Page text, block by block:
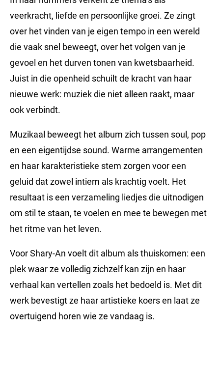
veerkracht, liefde en persoonlijke groei. Ze zingt
over het vinden van je eigen tempo in een wereld
die vaak snel beweegt, over het volgen van je
gevoel en het durven tonen van kwetsbaarheid.
Juist in die openheid schuilt de kracht van haar
nieuwe werk: muziek die niet alleen raakt, maar
ook verbindt.
Muzikaal beweegt het album zich tussen soul, pop
en een eigentijdse sound. Warme arrangementen
en haar karakteristieke stem zorgen voor een
geluid dat zowel intiem als krachtig voelt. Het
resultaat is een verzameling liedjes die uitnodigen
om stil te staan, te voelen en mee te bewegen met
het ritme van het leven.
Voor Shary-An voelt dit album als thuiskomen: een
plek waar ze volledig zichzelf kan zijn en haar
verhaal kan vertellen zoals het bedoeld is. Met dit
werk bevestigt ze haar artistieke koers en laat ze
overtuigend horen wie ze vandaag is.